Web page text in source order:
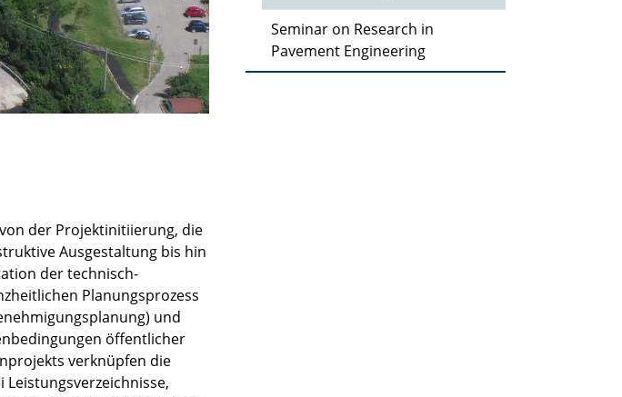
Seminar on Research in
Pavement Engineering
der Projektinitiierung, die
Ausgestaltung bis hin
der technisch-
Planungsprozess
und
öffentlicher
verknüpfen die